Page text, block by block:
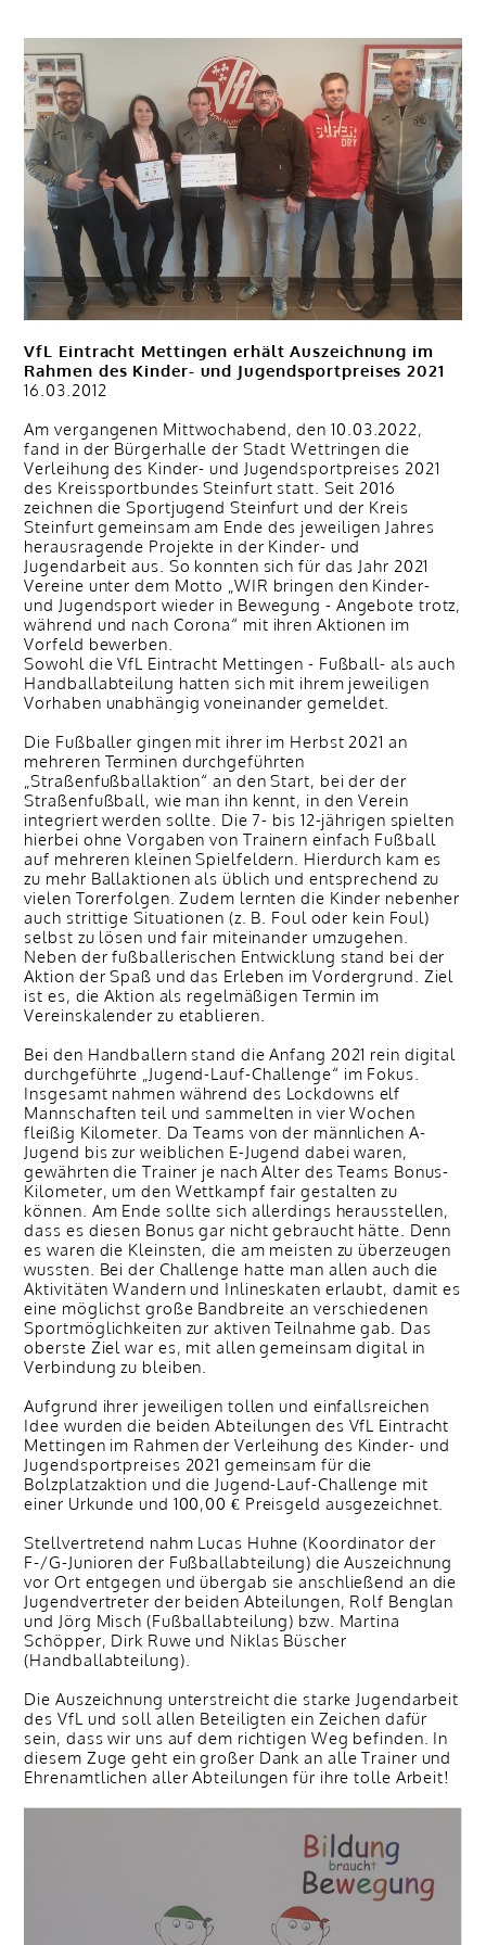
VfL Eintracht Mettingen erhält Auszeichnung im
Rahmen des Kinder- und Jugendsportpreises 2021
16.03.2012
Am vergangenen Mittwochabend, den 10.03.2022,
fand in der Bürgerhalle der Stadt Wettringen die
Verleihung des Kinder- und Jugendsportpreises 2021
des Kreissportbundes Steinfurt statt. Seit 2016
zeichnen die Sportjugend Steinfurt und der Kreis
Steinfurt gemeinsam am Ende des jeweiligen Jahres
herausragende Projekte in der Kinder- und
Jugendarbeit aus. So konnten sich für das Jahr 2021
Vereine unter dem Motto „WIR bringen den Kinder-
und Jugendsport wieder in Bewegung - Angebote trotz,
während und nach Corona“ mit ihren Aktionen im
Vorfeld bewerben.
Sowohl die VfL Eintracht Mettingen - Fußball- als auch
Handballabteilung hatten sich mit ihrem jeweiligen
Vorhaben unabhängig voneinander gemeldet.
Die Fußballer gingen mit ihrer im Herbst 2021 an
mehreren Terminen durchgeführten
„Straßenfußballaktion“ an den Start, bei der der
Straßenfußball, wie man ihn kennt, in den Verein
integriert werden sollte. Die 7- bis 12-jährigen spielten
hierbei ohne Vorgaben von Trainern einfach Fußball
auf mehreren kleinen Spielfeldern. Hierdurch kam es
zu mehr Ballaktionen als üblich und entsprechend zu
vielen Torerfolgen. Zudem lernten die Kinder nebenher
auch strittige Situationen (z. B. Foul oder kein Foul)
selbst zu lösen und fair miteinander umzugehen.
Neben der fußballerischen Entwicklung stand bei der
Aktion der Spaß und das Erleben im Vordergrund. Ziel
ist es, die Aktion als regelmäßigen Termin im
Vereinskalender zu etablieren.
Bei den Handballern stand die Anfang 2021 rein digital
durchgeführte „Jugend-Lauf-Challenge“ im Fokus.
Insgesamt nahmen während des Lockdowns elf
Mannschaften teil und sammelten in vier Wochen
fleißig Kilometer. Da Teams von der männlichen A-
Jugend bis zur weiblichen E-Jugend dabei waren,
gewährten die Trainer je nach Alter des Teams Bonus-
Kilometer, um den Wettkampf fair gestalten zu
können. Am Ende sollte sich allerdings herausstellen,
dass es diesen Bonus gar nicht gebraucht hätte. Denn
es waren die Kleinsten, die am meisten zu überzeugen
wussten. Bei der Challenge hatte man allen auch die
Aktivitäten Wandern und Inlineskaten erlaubt, damit es
eine möglichst große Bandbreite an verschiedenen
Sportmöglichkeiten zur aktiven Teilnahme gab. Das
oberste Ziel war es, mit allen gemeinsam digital in
Verbindung zu bleiben.
Aufgrund ihrer jeweiligen tollen und einfallsreichen
Idee wurden die beiden Abteilungen des VfL Eintracht
Mettingen im Rahmen der Verleihung des Kinder- und
Jugendsportpreises 2021 gemeinsam für die
Bolzplatzaktion und die Jugend-Lauf-Challenge mit
einer Urkunde und 100,00 € Preisgeld ausgezeichnet.
Stellvertretend nahm Lucas Huhne (Koordinator der
F-/G-Junioren der Fußballabteilung) die Auszeichnung
vor Ort entgegen und übergab sie anschließend an die
Jugendvertreter der beiden Abteilungen, Rolf Benglan
und Jörg Misch (Fußballabteilung) bzw. Martina
Schöpper, Dirk Ruwe und Niklas Büscher
(Handballabteilung).
Die Auszeichnung unterstreicht die starke Jugendarbeit
des VfL und soll allen Beteiligten ein Zeichen dafür
sein, dass wir uns auf dem richtigen Weg befinden. In
diesem Zuge geht ein großer Dank an alle Trainer und
Ehrenamtlichen aller Abteilungen für ihre tolle Arbeit!